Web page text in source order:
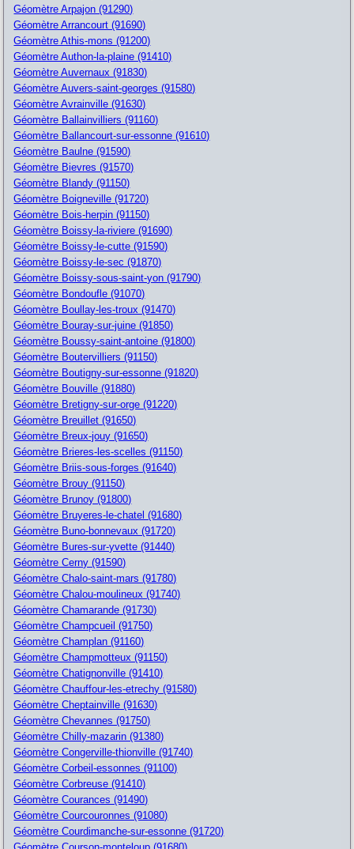
Géomètre Arpajon (91290)
Géomètre Arrancourt (91690)
Géomètre Athis-mons (91200)
Géomètre Authon-la-plaine (91410)
Géomètre Auvernaux (91830)
Géomètre Auvers-saint-georges (91580)
Géomètre Avrainville (91630)
Géomètre Ballainvilliers (91160)
Géomètre Ballancourt-sur-essonne (91610)
Géomètre Baulne (91590)
Géomètre Bievres (91570)
Géomètre Blandy (91150)
Géomètre Boigneville (91720)
Géomètre Bois-herpin (91150)
Géomètre Boissy-la-riviere (91690)
Géomètre Boissy-le-cutte (91590)
Géomètre Boissy-le-sec (91870)
Géomètre Boissy-sous-saint-yon (91790)
Géomètre Bondoufle (91070)
Géomètre Boullay-les-troux (91470)
Géomètre Bouray-sur-juine (91850)
Géomètre Boussy-saint-antoine (91800)
Géomètre Boutervilliers (91150)
Géomètre Boutigny-sur-essonne (91820)
Géomètre Bouville (91880)
Géomètre Bretigny-sur-orge (91220)
Géomètre Breuillet (91650)
Géomètre Breux-jouy (91650)
Géomètre Brieres-les-scelles (91150)
Géomètre Briis-sous-forges (91640)
Géomètre Brouy (91150)
Géomètre Brunoy (91800)
Géomètre Bruyeres-le-chatel (91680)
Géomètre Buno-bonnevaux (91720)
Géomètre Bures-sur-yvette (91440)
Géomètre Cerny (91590)
Géomètre Chalo-saint-mars (91780)
Géomètre Chalou-moulineux (91740)
Géomètre Chamarande (91730)
Géomètre Champcueil (91750)
Géomètre Champlan (91160)
Géomètre Champmotteux (91150)
Géomètre Chatignonville (91410)
Géomètre Chauffour-les-etrechy (91580)
Géomètre Cheptainville (91630)
Géomètre Chevannes (91750)
Géomètre Chilly-mazarin (91380)
Géomètre Congerville-thionville (91740)
Géomètre Corbeil-essonnes (91100)
Géomètre Corbreuse (91410)
Géomètre Courances (91490)
Géomètre Courcouronnes (91080)
Géomètre Courdimanche-sur-essonne (91720)